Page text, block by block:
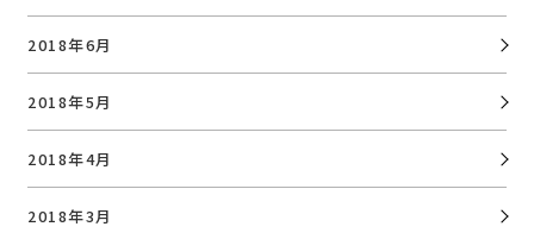
2018年6月
2018年5月
2018年4月
2018年3月